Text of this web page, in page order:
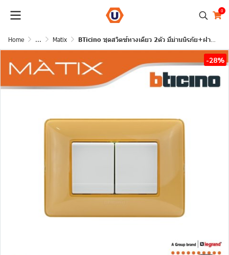
0
Home ... Matix BTicino ชุดสวิตซ์ทางเดียว 2ตัว มีม่านนิรภัย+ฝาครอบ 3ช่อง สีเหลือง | Matix
-28%